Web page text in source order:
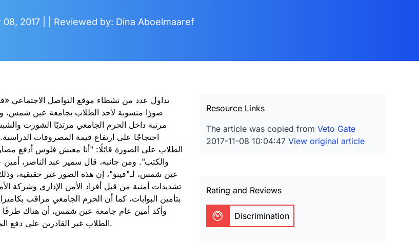
2017 | | Reviewed by: Dina Aboelmaaref
تداول عدد من نشطاء موقع التواصل الاجتماعي
صورًا منسوبة لأحد الطلاب بجامعة عين شمس،
مرتبة داخل الحرم الجامعي مرتديًا الشورت
احتجاجًا على ارتفاع قيمة المصروفات
الطلاب على الصورة قائلًا: "أنا معيش فلوس أدفع
والكتب". ومن جانبه، قال سمير عبد الناصر،
عين شمس، لـ"فيتو"، إن هذه الصور غير حقيقية،
تشديدات أمنية من قبل أفراد الأمن الإداري وشركة
بتأمين البوابات، كما أن الحرم الجامعي مراقب
وأكد أمين عام جامعة عين شمس، أن هناك طرقًا
الطلاب غير القادرين على دفع المصروفات الدراسية لإعفائهم غير هذه الطريقة، والتي يتحملها صندوق التكافل.
Resource Links
The article was copied fromVeto Gate
2017-11-08 10:04:47View original article
Rating and Reviews
Discrimination